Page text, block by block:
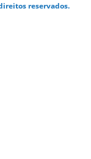
reservados.